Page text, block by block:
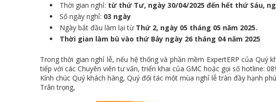
Thời gian nghỉ: từ thứ Tư, ngày 30/04/2025 đến hết thứ Sáu,
Số ngày nghỉ: 03 ngày
Ngày bắt đầu làm lại từ Thứ 2, ngày 05 tháng 05 năm 2025.
Thời gian làm bù vào thứ Bảy ngày 26 tháng 04 năm 2025
Trong thời gian nghỉ lễ, nếu hệ thống và phần mềm ExpertERP của
tiếp với các Chuyên viên tư vấn, triển khai của GMC hoặc gọi số hotline:
Kính chúc Quý khách hàng, Quý đối tác một mùa nghỉ lễ tràn đầy hạnh
Trân trọng,